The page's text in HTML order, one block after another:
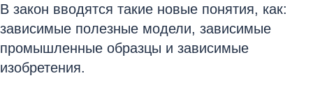
В закон вводятся такие новые понятия, как:
зависимые полезные модели, зависимые
промышленные образцы и зависимые
изобретения.